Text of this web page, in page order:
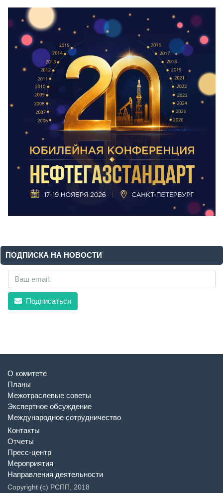
ПОДПИСКА НА НОВОСТИ
Подписаться
О комитете
Планы
Межотраслевые советы
Экспертное обсуждение
Международное сотрудничество
Контакты
Отчеты
Пресс-центр
Мероприятия
Направления деятельности
Copyright (c) РСПП, 2018